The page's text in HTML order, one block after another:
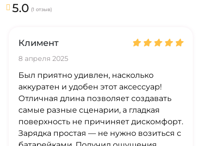
5.0 (1 отзыв)
Климент
8 апреля 2025
Был приятно удивлен, насколько
аккуратен и удобен этот аксессуар!
Отличная длина позволяет создавать
самые разные сценарии, а гладкая
поверхность не причиняет дискомфорт.
Зарядка простая — не нужно возиться с